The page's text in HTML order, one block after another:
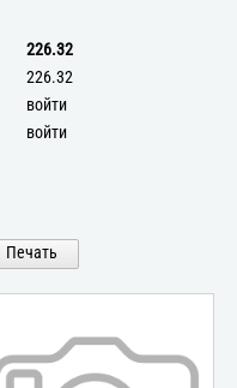
226.32
226.32
войти
войти
Печать